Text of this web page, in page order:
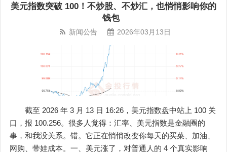
美元指数突破 100！不炒股、不炒汇，也悄悄影响你的
钱包
新闻公告 2026年03月13日
截至 2026 年 3 月 13 日 16:26，美元指数盘中站上 100 关
口，报 100.256。很多人觉得：汇率、美元指数是金融圈的
事，和我没关系。错。它正在悄悄改变你每天的买菜、加油、
网购、带娃成本。一、美元涨了，对普通人的 4 个真实影响